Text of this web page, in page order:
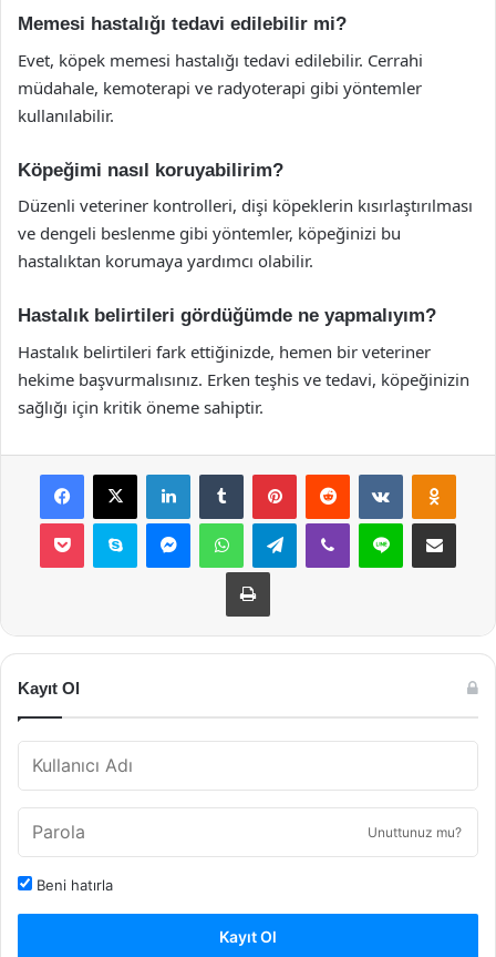
Memesi hastalığı tedavi edilebilir mi?
Evet, köpek memesi hastalığı tedavi edilebilir. Cerrahi
müdahale, kemoterapi ve radyoterapi gibi yöntemler
kullanılabilir.
Köpeğimi nasıl koruyabilirim?
Düzenli veteriner kontrolleri, dişi köpeklerin kısırlaştırılması
ve dengeli beslenme gibi yöntemler, köpeğinizi bu
hastalıktan korumaya yardımcı olabilir.
Hastalık belirtileri gördüğümde ne yapmalıyım?
Hastalık belirtileri fark ettiğinizde, hemen bir veteriner
hekime başvurmalısınız. Erken teşhis ve tedavi, köpeğinizin
sağlığı için kritik öneme sahiptir.
Facebook
X LinkedInTumblr PinterestReddit VKontakte
Pocket Skype MessengerWhatsAppTelegramViber Line E-Posta ile
Yazdır
Kayıt Ol
Unuttunuz mu?
Beni hatırla
Kayıt Ol